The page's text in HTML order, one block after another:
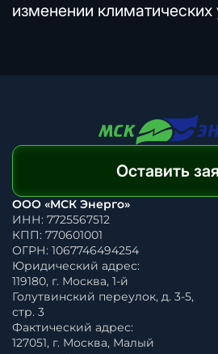
изменении климатических
Оставить
ООО «МСК Энерго»
ИНН: 7725567512
КПП: 770601001
ОГРН: 1067746494254
Юридический адрес:
119180, г. Москва, 1-й
Голутвинский переулок, д. 3-5,
стр. 3
Фактический адрес:
127051, г. Москва, Малый